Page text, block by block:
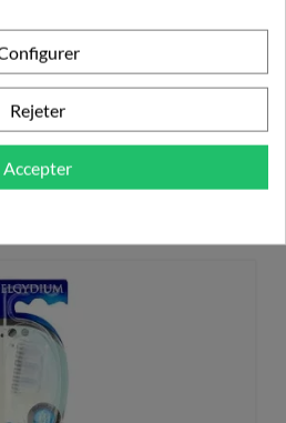
MÊME CATÉGORIE
Rejeter
Accepter